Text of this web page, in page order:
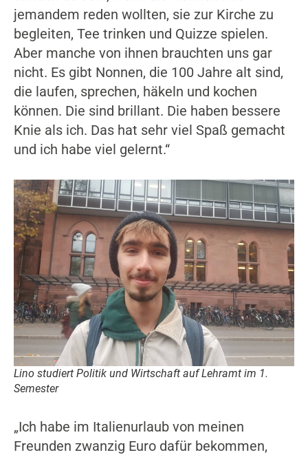
jemandem reden wollten, sie zur Kirche zu
begleiten, Tee trinken und Quizze spielen.
Aber manche von ihnen brauchten uns gar
nicht. Es gibt Nonnen, die 100 Jahre alt sind,
die laufen, sprechen, häkeln und kochen
können. Die sind brillant. Die haben bessere
Knie als ich. Das hat sehr viel Spaß gemacht
und ich habe viel gelernt.“
Lino studiert Politik und Wirtschaft auf Lehramt im 1.
Semester
„Ich habe im Italienurlaub von meinen
Freunden zwanzig Euro dafür bekommen,